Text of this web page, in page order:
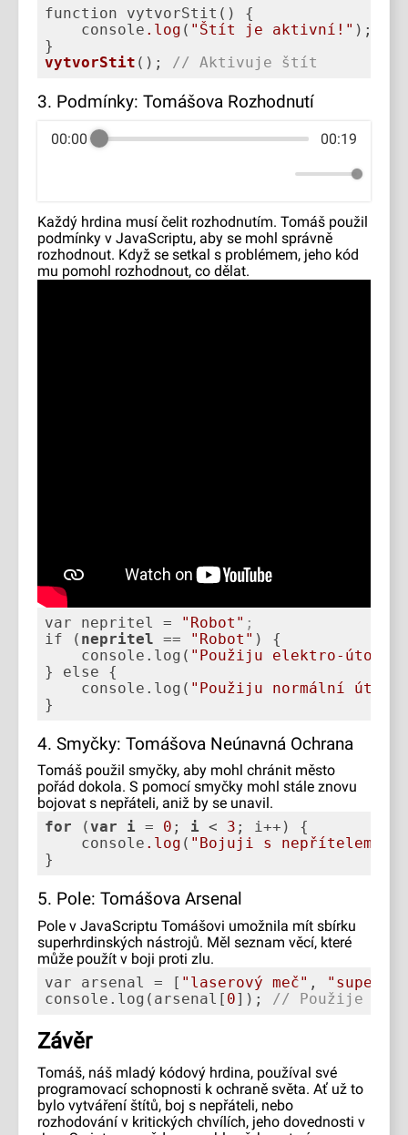
    console
.log ( "Štít je aktivní!"
vytvorStit () ; // Aktivuje štít
3. Podmínky: Tomášova Rozhodnutí
00:00 00:19
Každý hrdina musí čelit rozhodnutím. Tomáš použil
podmínky v JavaScriptu, aby se mohl správně
rozhodnout. Když se setkal s problémem, jeho kód
mu pomohl rozhodnout, co dělat.
var nepritel = "Robot" ;
if ( nepritel == "Robot"
    console.log(
"Použiju elektro-útok!"
    console.log(
"Použiju normální útok!"
}
4. Smyčky: Tomášova Neúnavná Ochrana
Tomáš použil smyčky, aby mohl chránit město
pořád dokola. S pomocí smyčky mohl stále znovu
bojovat s nepřáteli, aniž by se unavil.
for (var i = 0 ; i < 3
    console
.log ( "Bojuji s nepřítelem!"
}
5. Pole: Tomášova Arsenal
Pole v JavaScriptu Tomášovi umožnila mít sbírku
superhrdinských nástrojů. Měl seznam věcí, které
může použít v boji proti zlu.
var arsenal = [ "laserový meč" ,
console.log(arsenal[ 0]); // Použije
Závěr
Tomáš, náš mladý kódový hrdina, používal své
programovací schopnosti k ochraně světa. Ať už to
bylo vytváření štítů, boj s nepřáteli, nebo
rozhodování v kritických chvílích, jeho dovednosti v